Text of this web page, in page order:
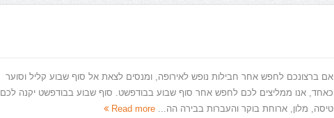
אם ברצונכם לחפש אחר חבילות נופש לאירופה, ומנסים לצאת אל סוף שבוע קליל וסוער
כאחד, אנו ממליצים לכם לחפש אחר סוף שבוע בבודפשט. סוף שבוע בבודפשט יקנה לכם
טיסה, מלון, ארוחת בוקר והעברות בבירה הה...Read more